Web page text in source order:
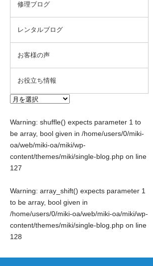
修理ブログ
レンタルブログ
お客様の声
お役立ち情報
Warning: shuffle() expects parameter 1 to
be array, bool given in/home/users/0/miki-
oa/web/miki-oa/miki/wp-
content/themes/miki/single-blog.php on line
127
Warning: array_shift() expects parameter 1
to be array, bool given in
/home/users/0/miki-oa/web/miki-oa/miki/wp-
content/themes/miki/single-blog.php on line
128